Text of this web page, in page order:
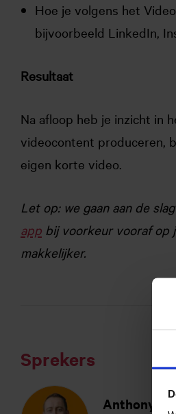
Hoe je volgens het
bijvoorbeeld LinkedIn,
Resultaat
Na afloop heb je inzicht in
videocontent produceren,
eigen korte video.
Let op: we gaan aan de
app bij voorkeur vooraf op
makkelijker.
Sprekers
Anthony